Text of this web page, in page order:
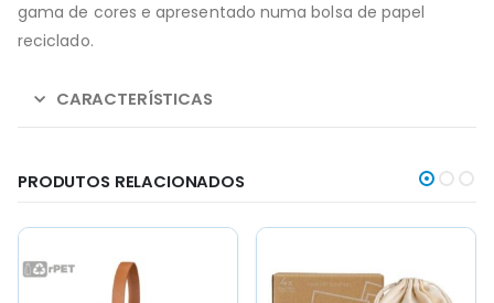
gama de cores e apresentado numa bolsa de papel
reciclado.
CARACTERÍSTICAS
PRODUTOS RELACIONADOS